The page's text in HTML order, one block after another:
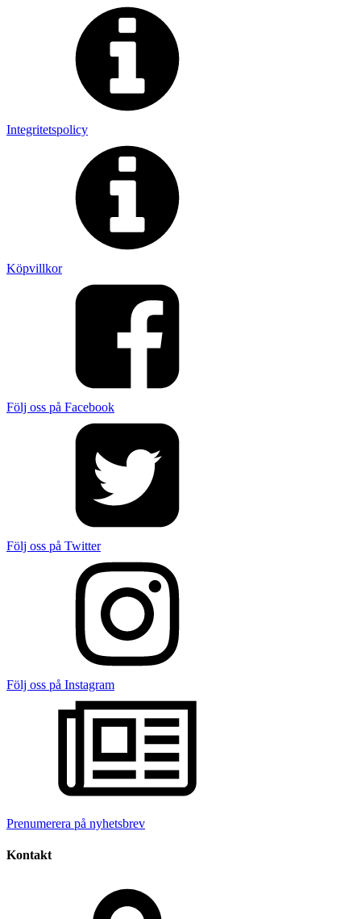
Integritetspolicy
Köpvillkor
Följ oss på Facebook
Följ oss på Twitter
Följ oss på Instagram
Prenumerera på nyhetsbrev
Kontakt